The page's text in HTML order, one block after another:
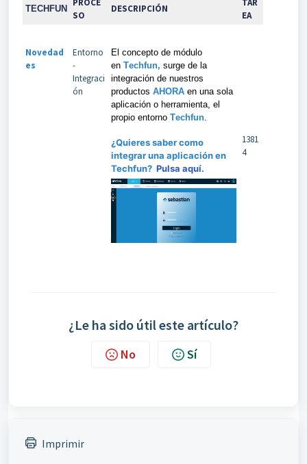
TECHFUN
PROCE
SO
DESCRIPCIÓN
TAR
EA
Novedad
es
Entorno
-
Integraci
ón
El concepto de módulo
en Techfun, surge de la
integración de nuestros
productos AHORA en una sola
aplicación o herramienta, el
propio entorno Techfun.
¿Quieres saber como
integrar una aplicación en
Techfun? Pulsa aquí.
1381
4
¿Le ha sido útil este artículo?
No Sí
Imprimir